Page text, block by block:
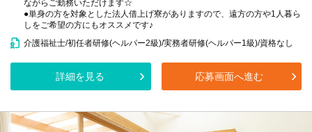
ながらご勤務いただけます☆
●単身の方を対象とした法人借上げ寮がありますので、遠方の方や1人暮ら
しをご希望の方にもオススメです♪
介護福祉士/初任者研修(ヘルパー2級)/実務者研修(ヘルパー1級)/資格なし
詳細を見る 応募画面へ進む